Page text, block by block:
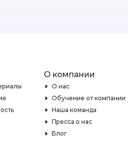
О компании
О нас
Обучение от компании
Наша команда
Пресса о нас
Блог